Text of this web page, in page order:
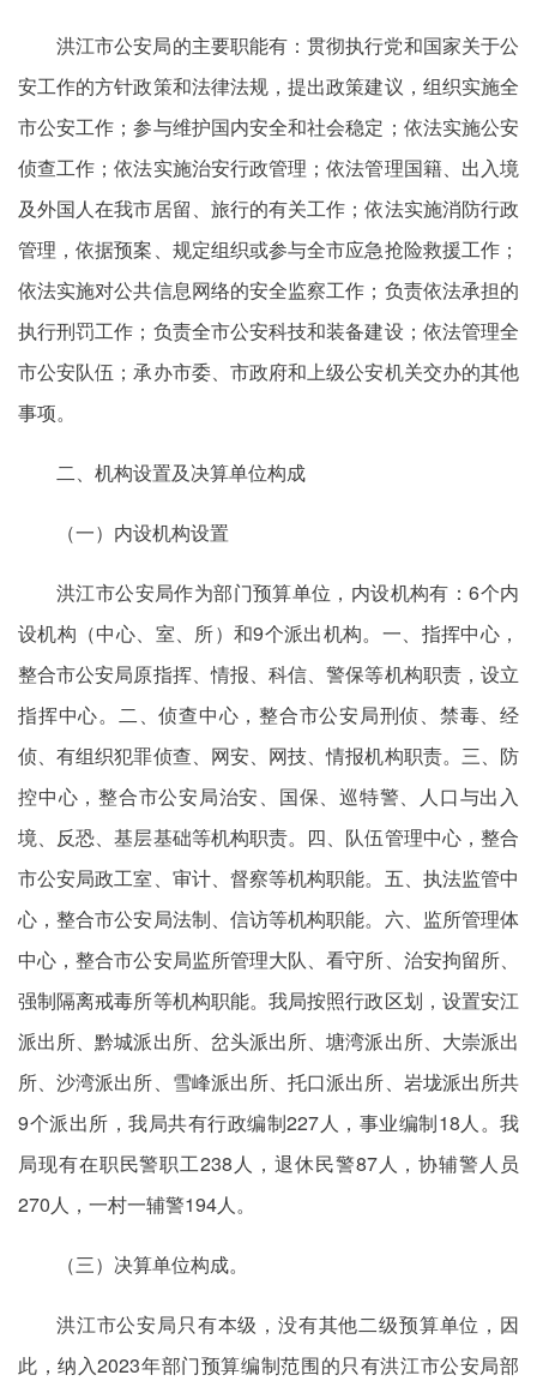
洪江市公安局的主要职能有：贯彻执行党和国家关于公
安工作的方针政策和法律法规，提出政策建议，组织实施全
市公安工作；参与维护国内安全和社会稳定；依法实施公安
侦查工作；依法实施治安行政管理；依法管理国籍、出入境
及外国人在我市居留、旅行的有关工作；依法实施消防行政
管理，依据预案、规定组织或参与全市应急抢险救援工作；
依法实施对公共信息网络的安全监察工作；负责依法承担的
执行刑罚工作；负责全市公安科技和装备建设；依法管理全
市公安队伍；承办市委、市政府和上级公安机关交办的其他
事项。
二、机构设置及决算单位构成
（一）内设机构设置
洪江市公安局作为部门预算单位，内设机构有：6个内
设机构（中心、室、所）和9个派出机构。一、指挥中心，
整合市公安局原指挥、情报、科信、警保等机构职责，设立
指挥中心。二、侦查中心，整合市公安局刑侦、禁毒、经
侦、有组织犯罪侦查、网安、网技、情报机构职责。三、防
控中心，整合市公安局治安、国保、巡特警、人口与出入
境、反恐、基层基础等机构职责。四、队伍管理中心，整合
市公安局政工室、审计、督察等机构职能。五、执法监管中
心，整合市公安局法制、信访等机构职能。六、监所管理体
中心，整合市公安局监所管理大队、看守所、治安拘留所、
强制隔离戒毒所等机构职能。我局按照行政区划，设置安江
派出所、黔城派出所、岔头派出所、塘湾派出所、大崇派出
所、沙湾派出所、雪峰派出所、托口派出所、岩垅派出所共
9个派出所，我局共有行政编制227人，事业编制18人。我
局现有在职民警职工238人，退休民警87人，协辅警人员
270人，一村一辅警194人。
（三）决算单位构成。
洪江市公安局只有本级，没有其他二级预算单位，因
此，纳入2023年部门预算编制范围的只有洪江市公安局部